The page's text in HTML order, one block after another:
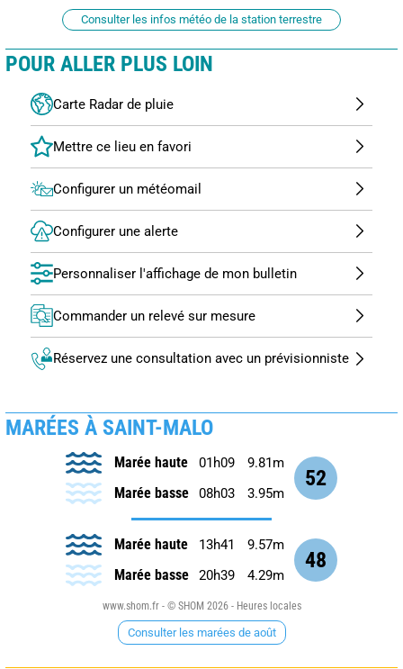
Consulter les infos météo de la station terrestre
POUR ALLER PLUS LOIN
Carte Radar de pluie
Configurer un météomail
Configurer une alerte
Personnaliser l'affichage de mon bulletin
Commander un relevé sur mesure
Réservez une consultation avec un prévisionniste
MARÉES À SAINT-MALO
52
Marée haute 01h09 9.81m
Marée basse 08h03 3.95m
48
Marée haute 13h41 9.57m
Marée basse 20h39 4.29m
www.shom.fr - © SHOM 2026 - Heures locales
Consulter les marées de août